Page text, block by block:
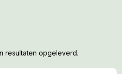
resultaten opgeleverd.